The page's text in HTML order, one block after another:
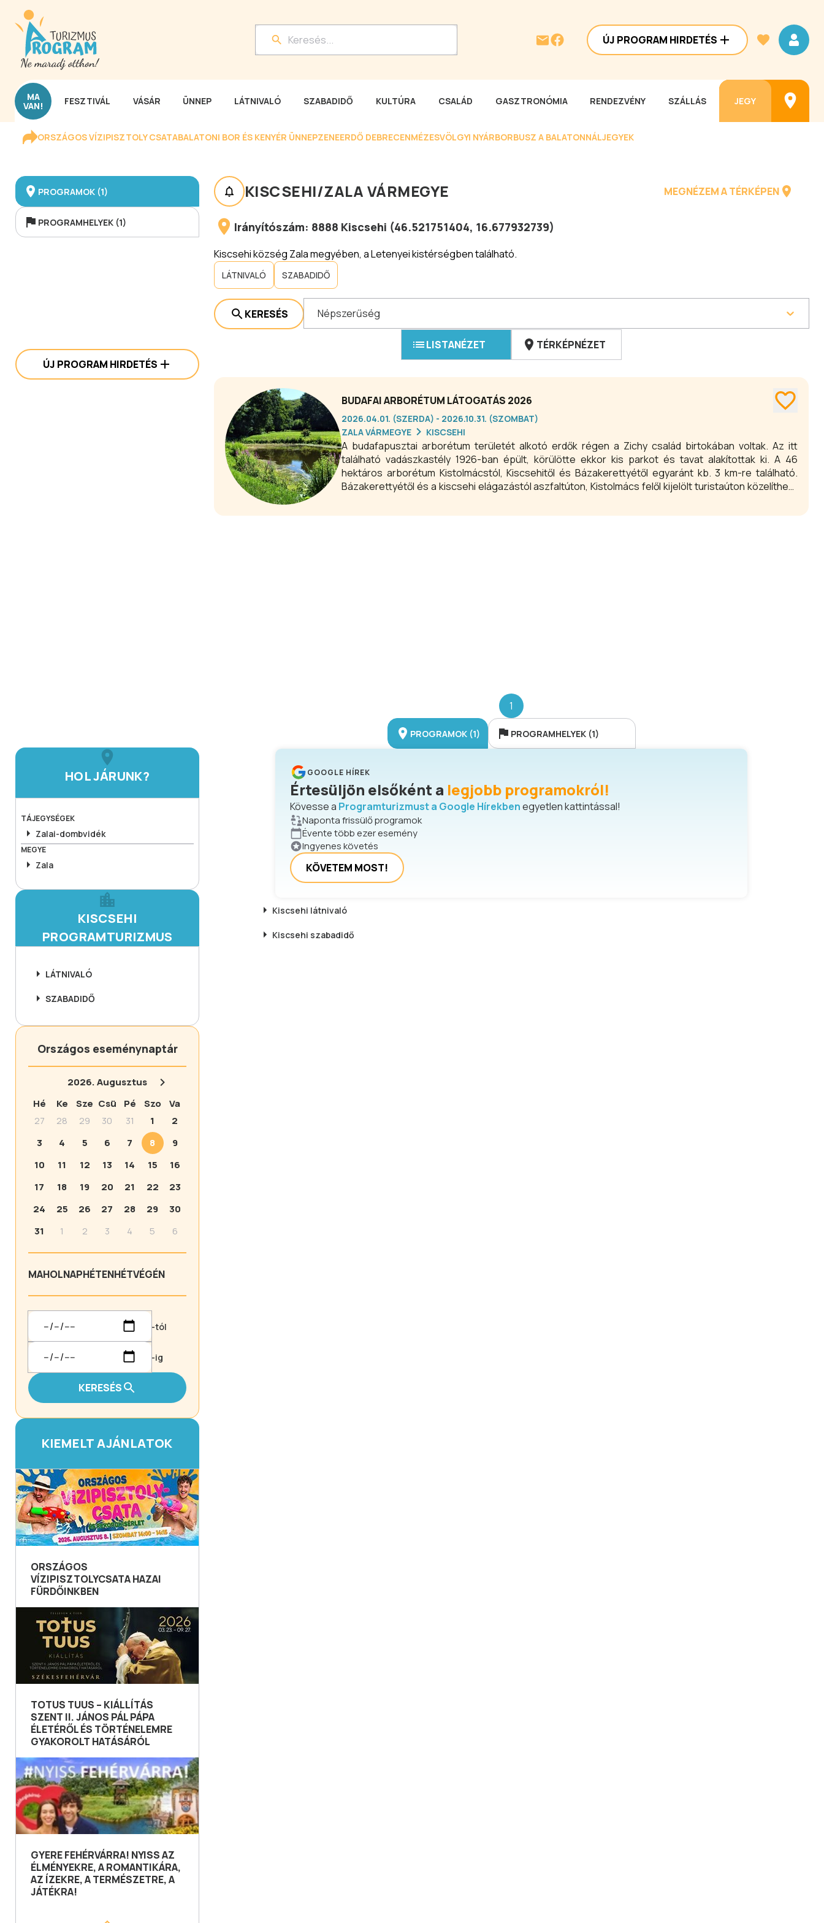
ÚJ PROGRAM HIRDETÉS
MA
VAN! FESZTIVÁL VÁSÁR ÜNNEP LÁTNIVALÓ SZABADIDŐ KULTÚRA CSALÁD GASZTRONÓMIA RENDEZVÉNY SZÁLLÁS JEGY
ORSZÁGOS VÍZIPISZTOLY CSATABALATONI BOR ÉS KENYÉR ÜNNEPZENEERDŐ DEBRECENMÉZESVÖLGYI NYÁRBORBUSZ A BALATONNÁLJEGYEK
PROGRAMOK (1)
PROGRAMHELYEK (1)
ÚJ PROGRAM HIRDETÉS
HOL JÁRUNK?
TÁJEGYSÉGEK
Zalai-dombvidék
MEGYE
Zala
KISCSEHI
PROGRAMTURIZMUS
LÁTNIVALÓ
SZABADIDŐ
Országos eseménynaptár
2026.Augusztus
Hé
Ke Sze Csü Pé Szo
Va
27
28 29 30 31 1
2
3
4 5 6 7 8
9
10
11 12 13 14 15
16
17
18 19 20 21 22
23
24
25 26 27 28 29
30
31
1 2 3 4 5 6
MAHOLNAPHÉTENHÉTVÉGÉN
-tól
-ig
KERESÉS
KIEMELT AJÁNLATOK
ORSZÁGOS
VÍZIPISZTOLYCSATA HAZAI
FÜRDŐINKBEN
TOTUS TUUS – KIÁLLÍTÁS
SZENT II. JÁNOS PÁL PÁPA
ÉLETÉRŐL ÉS TÖRTÉNELEMRE
GYAKOROLT HATÁSÁRÓL
GYERE FEHÉRVÁRRA! NYISS AZ
ÉLMÉNYEKRE, A ROMANTIKÁRA,
AZ ÍZEKRE, A TERMÉSZETRE, A
JÁTÉKRA!
KISCSEHI/ZALA VÁRMEGYE MEGNÉZEM A TÉRKÉPEN
Irányítószám: 8888 Kiscsehi (46.521751404, 16.677932739)
Kiscsehi község Zala megyében, a Letenyei kistérségben található.
LÁTNIVALÓ SZABADIDŐ
KERESÉS Népszerűség
LISTANÉZET TÉRKÉPNÉZET
BUDAFAI ARBORÉTUM LÁTOGATÁS 2026
2026.04.01. (SZERDA) - 2026.10.31. (SZOMBAT)
ZALA VÁRMEGYE
KISCSEHI
A budafapusztai arborétum területét alkotó erdők régen a Zichy család birtokában voltak. Az itt
található vadászkastély 1926-ban épült, körülötte ekkor kis parkot és tavat alakítottak ki. A 46
hektáros arborétum Kistolmácstól, Kiscsehitől és Bázakerettyétől egyaránt kb. 3 km-re található.
Bázakerettyétől és a kiscsehi elágazástól aszfaltúton, Kistolmács felől kijelölt turistaúton közelíthető
1
PROGRAMOK (1) PROGRAMHELYEK (1)
GOOGLE HÍREK
Értesüljön elsőként a legjobb programokról!
Kövesse a Programturizmust a Google Hírekbenegyetlen kattintással!
Naponta frissülő programok
Évente több ezer esemény
Ingyenes követés
KÖVETEM MOST!
Kiscsehi látnivaló
Kiscsehi szabadidő